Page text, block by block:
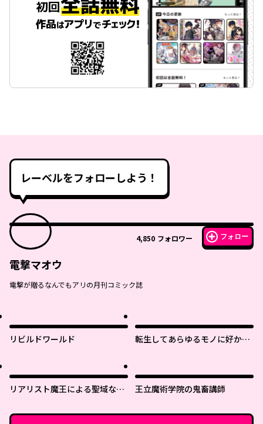
レーベルをフォローしよう！
4,850 フォロワー フォロー
電撃マオウ
電撃が贈るなんでもアリの月刊コミック誌
リビルドワールド
転生してあらゆるモノに好かれ
リアリスト魔王による聖域なき
王立魔術学院の鬼畜講師